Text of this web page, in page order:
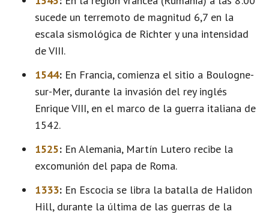
sucede un terremoto de magnitud 6,7 en la
escala sismológica de Richter y una intensidad
de VIII.
1544: En Francia, comienza el sitio a Boulogne-
sur-Mer, durante la invasión del rey inglés
Enrique VIII, en el marco de la guerra italiana de
1542.
1525: En Alemania, Martín Lutero recibe la
excomunión del papa de Roma.
1333: En Escocia se libra la batalla de Halidon
Hill, durante la última de las guerras de la